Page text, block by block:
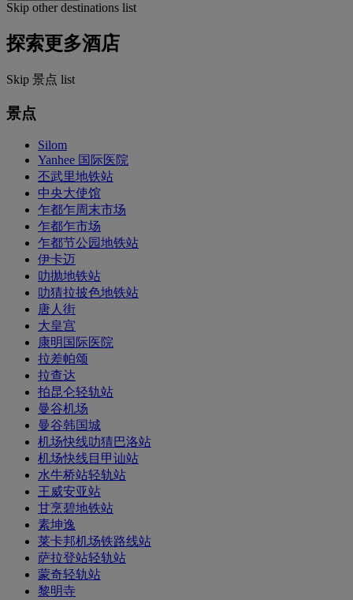
Skip other destinations list
探索更多酒店
Skip 景点 list
景点
Silom
Yanhee 国际医院
丕武里地铁站
中央大使馆
乍都乍周末市场
乍都乍市场
乍都节公园地铁站
伊卡迈
叻抛地铁站
叻猜拉披色地铁站
唐人街
大皇宫
康明国际医院
拉差帕颂
拉查达
拍昆仑轻轨站
曼谷机场
曼谷韩国城
机场快线叻猜巴洛站
机场快线目甲讪站
水牛桥站轻轨站
王威安亚站
甘烹碧地铁站
素坤逸
莱卡邦机场铁路线站
萨拉登站轻轨站
蒙奇轻轨站
黎明寺